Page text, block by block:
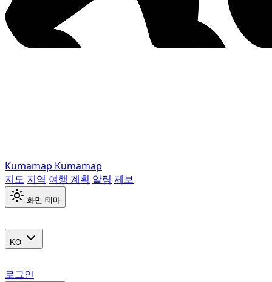
Kumamap Kumamap
지도 지역 여행 계획 알림 제보
화면 테마
KO
로그인